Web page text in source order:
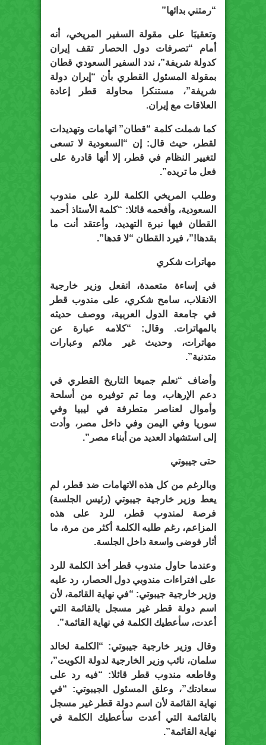
“رمتني بدائها”
وتعقيبَا على مقولة السفير المريخي، أنه
أمام “تصرفات دول الحصار تقف إيران
كدولة شريفة”، ندد السفير السعودي قطان
بمقولة المسئول القطري بأن “إيران دولة
شريفة”، مستنكرا محاولة قطر إعادة
العلاقات مع إيران.
كما شملت كلمة “قطان” اتهامات وتهديدات
لقطر، حيث قال: إن “السعودية لا تسعى
لتغيير النظام في قطر، إلا أنها قادرة على
فعل ما تريده”.
وطلب المريخي الكلمة للرد على مندوب
السعودية، وأفحمه قائلا: “كلمة الأستاذ أحمد
القطان فيها نبرة التهديد، وأعتقد أنت ما
بقدها!”، فيرد القطان “لا قدها”.
مهاترات شكري
في إساءة متعمدة، انفعل وزير خارجية
الانقلاب، سامح شكري، على مندوب قطر
في جامعة الدول العربية، ووصف حديثه
بالمهاترات. وقال: “كلامه عبارة عن
مهاترات، وحديث غير ملائم وعبارات
متدنية”.
وأضاف “نعلم جميعا التاريخ القطري في
دعم الإرهاب، وما تم توفيره من أسلحة
وأموال لعناصر متطرفة في ليبيا وفي
سوريا وفي اليمن وفي داخل مصر، وأدت
إلى استشهاد العديد من أبناء مصر”.
حتى جيبوتي
وبالرغم من كل هذه الاتهامات ضد قطر، لم
يعط وزير خارجية جيبوتي (رئيس الجلسة)
فرصة لمندوب قطر، للرد على هذه
المزاعم، رغم طلبه الكلمة أكثر من مرة، ما
أثار فوضى واسعة داخل الجلسة.
وعندما حاول مندوب قطر أخذ الكلمة للرد
على افتراءات مندوبي دول الحصار، رد عليه
وزير خارجية جيبوتي: “في نهاية القائمة، لأن
اسم دولة قطر غير مسجل بالقائمة التي
أعدت، سأعطيك الكلمة في نهاية القائمة”.
وقال وزير خارجية جيبوتي: “الكلمة لخالد
سلمان، نائب وزير الخارجية لدولة الكويت”،
وقاطعه مندوب قطر قائلا: “فيه رد على
سعادتك”، وعلق المسئول الجيبوتي: “في
نهاية القائمة لأن اسم دولة قطر غير مسجل
بالقائمة التي أعدت سأعطيك الكلمة في
نهاية القائمة”.